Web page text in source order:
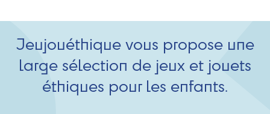
Jeujouéthique vous propose une
large sélection de jeux et jouets
éthiques pour les enfants.